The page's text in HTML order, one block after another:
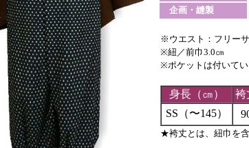
企画・縫製
※ウエスト：フリーサ
※紐／前巾3.0㎝
※ポケットは付いてい
身長（㎝） 袴
SS（〜145）
★袴丈とは、紐巾を